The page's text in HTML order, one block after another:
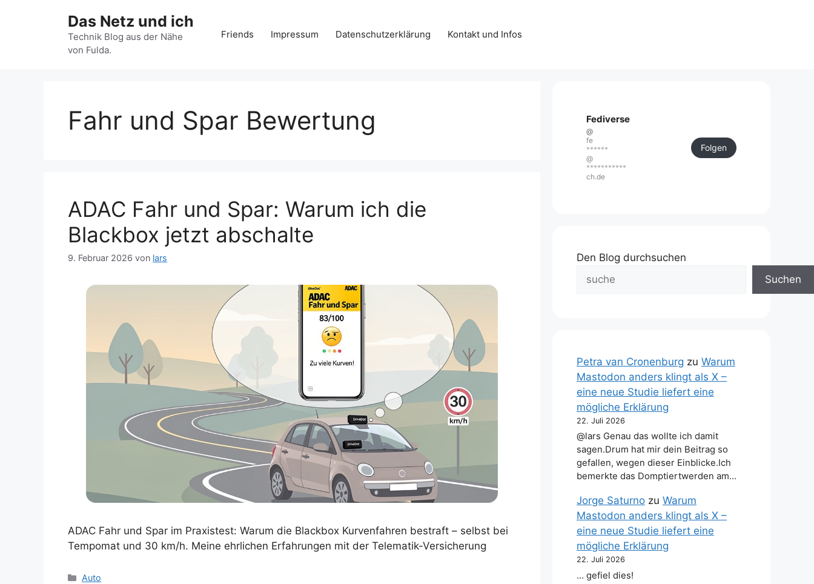
Das Netz und ich
Technik Blog aus der Nähe
von Fulda.
Friends Impressum Datenschutzerklärung Kontakt und Infos
Fahr und Spar Bewertung
ADAC Fahr und Spar: Warum ich die
Blackbox jetzt abschalte
9. Februar 2026 von lars
ADAC Fahr und Spar im Praxistest: Warum die Blackbox Kurvenfahren bestraft – selbst bei
Tempomat und 30 km/h. Meine ehrlichen Erfahrungen mit der Telematik-Versicherung
Kategorien
Auto
Fediverse
@
fe
******
@
***********
ch.de
Folgen
Den Blog durchsuchen
Suchen
Petra van Cronenburg zu Warum
Mastodon anders klingt als X –
eine neue Studie liefert eine
mögliche Erklärung
22. Juli 2026
@lars Genau das wollte ich damit
sagen.Drum hat mir dein Beitrag so
gefallen, wegen dieser Einblicke.Ich
bemerkte das Domptiertwerden am…
Jorge Saturno zu Warum
Mastodon anders klingt als X –
eine neue Studie liefert eine
mögliche Erklärung
22. Juli 2026
… gefiel dies!